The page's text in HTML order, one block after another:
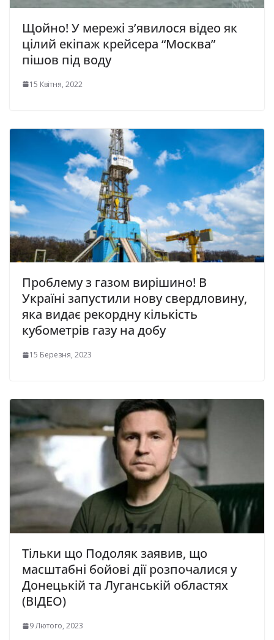
Щойно! У мережі з’явилося відео як
цілий екіпаж крейсера “Москва”
пішов під воду
15 Квітня, 2022
Проблему з газом вирішино! В
Україні запустили нову свердловину,
яка видає рекордну кількість
кубометрів газу на добу
15 Березня, 2023
Тільки що Подоляк заявив, що
масштабні бойові дії розпочалися у
Донецькій та Луганській областях
(ВІДЕО)
9 Лютого, 2023